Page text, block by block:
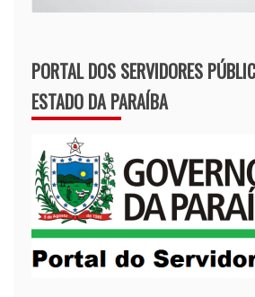
PORTAL DOS SERVIDORES
ESTADO DA PARAÍBA